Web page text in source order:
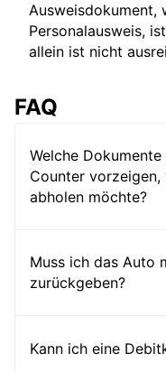
Ausweisdokument,
Personalausweis,
allein ist nicht
FAQ
Welche
Counter vorzeigen,
abholen möchte?
Muss ich das Auto
zurückgeben?
Kann ich eine